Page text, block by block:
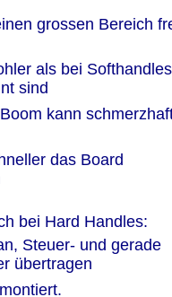
grossen Bereich
als bei
sind
kann
das Board
bei Hard Handles:
Steuer- und gerade
übertragen